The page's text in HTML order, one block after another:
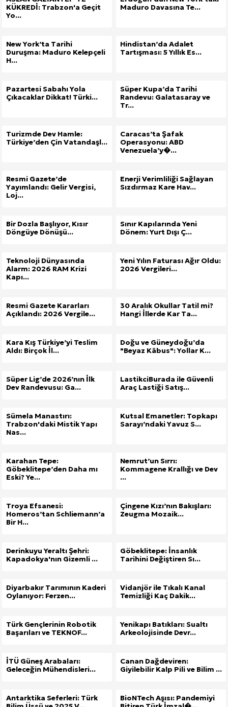
KÜKREDİ: Trabzon'a Geçit
Yo...
Maduro Davasına Te...
New York’ta Tarihi
Duruşma: Maduro Kelepçeli
H...
Hindistan’da Adalet
Tartışması: 5 Yıllık Es...
Pazartesi Sabahı Yola
Çıkacaklar Dikkat! Türki...
Süper Kupa’da Tarihi
Randevu: Galatasaray ve
Tr...
Turizmde Dev Hamle:
Türkiye’den Çin Vatandaşl...
Caracas’ta Şafak
Operasyonu: ABD
Venezuela’y�...
Resmi Gazete’de
Yayımlandı: Gelir Vergisi,
Loj...
Enerji Verimliliği Sağlayan
Sızdırmaz Kare Hav...
Bir Dozla Başlıyor, Kısır
Döngüye Dönüşü...
Sınır Kapılarında Yeni
Dönem: Yurt Dışı Ç...
Teknoloji Dünyasında
Alarm: 2026 RAM Krizi
Kapı...
Yeni Yılın Faturası Ağır Oldu:
2026 Vergileri...
Resmi Gazete Kararları
Açıklandı: 2026 Vergile...
30 Aralık Okullar Tatil mi?
Hangi İllerde Kar Ta...
Kara Kış Türkiye’yi Teslim
Aldı: Birçok İl...
Doğu ve Güneydoğu’da
"Beyaz Kâbus": Yollar K...
Süper Lig’de 2026’nın İlk
Dev Randevusu: Ga...
LastikciBurada ile Güvenli
Araç Lastiği Satış...
Sümela Manastırı:
Trabzon'daki Mistik Yapı
Nas...
Kutsal Emanetler: Topkapı
Sarayı’ndaki Yavuz S...
Karahan Tepe:
Göbeklitepe’den Daha mı
Eski? Ye...
Nemrut’un Sırrı:
Kommagene Krallığı ve Dev
...
Troya Efsanesi:
Homeros’tan Schliemann’a
Bir H...
Çingene Kızı’nın Bakışları:
Zeugma Mozaik...
Derinkuyu Yeraltı Şehri:
Kapadokya'nın Gizemli ...
Göbeklitepe: İnsanlık
Tarihini Değiştiren Sı...
Diyarbakır Tarımının Kaderi
Oylanıyor: Ferzen...
Vidanjör ile Tıkalı Kanal
Temizliği Kaç Dakik...
Türk Gençlerinin Robotik
Başarıları ve TEKNOF...
Yenikapı Batıkları: Sualtı
Arkeolojisinde Devr...
İTÜ Güneş Arabaları:
Geleceğin Mühendisleri...
Canan Dağdeviren:
Giyilebilir Kalp Pili ve Bilim ...
Antarktika Seferleri: Türk
BioNTech Aşısı: Pandemiyi